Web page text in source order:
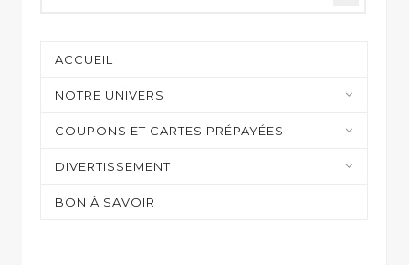
ACCUEIL
NOTRE UNIVERS
Moyens de paiement
COUPONS ET CARTES PRÉPAYÉES
Casino et jeux en ligne
DIVERTISSEMENT
Sur mon écran
BON À SAVOIR